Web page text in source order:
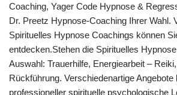
Coaching, Yager Code Hypnose &
Dr. Preetz Hypnose-Coaching Ihrer Wahl.
Spirituelles Hypnose Coachings können
entdecken.Stehen die Spirituelles
Auswahl: Trauerhilfe, Energiearbeit –
Rückführung. Verschiedenartige Angebote
professioneller spirituelle psychologische